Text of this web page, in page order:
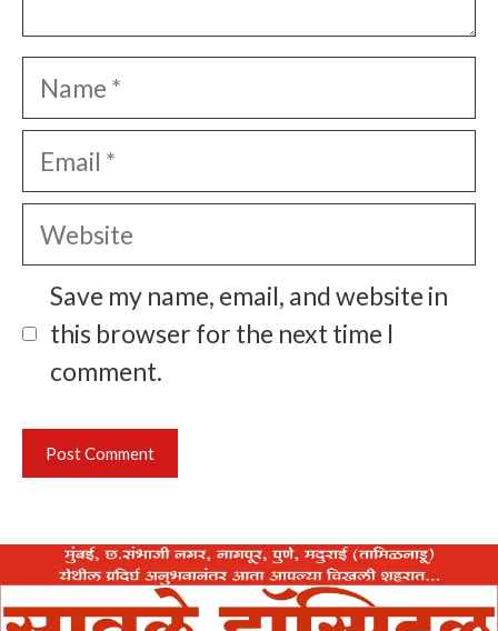
Name
Email
Website
Save my name, email, and website in
this browser for the next time I
comment.